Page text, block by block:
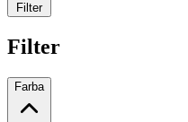
Filter
Filter
Farba